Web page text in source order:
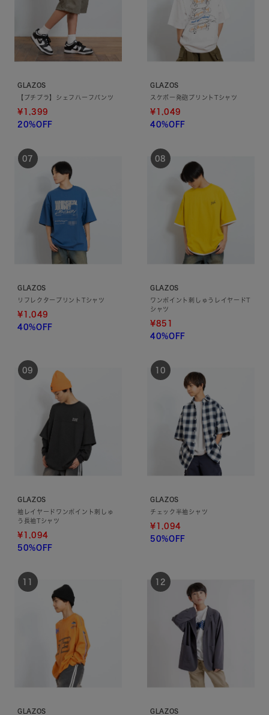
GLAZOS
【プチプラ】シェフハーフパンツ
¥1,399
20%OFF
GLAZOS
スケボー発砲プリントTシャツ
¥1,049
40%OFF
GLAZOS
リフレクタープリントTシャツ
¥1,049
40%OFF
GLAZOS
ワンポイント刺しゅうレイヤードT
シャツ
¥851
40%OFF
GLAZOS
袖レイヤードワンポイント刺しゅ
う長袖Tシャツ
¥1,094
50%OFF
GLAZOS
チェック半袖シャツ
¥1,094
50%OFF
GLAZOS GLAZOS